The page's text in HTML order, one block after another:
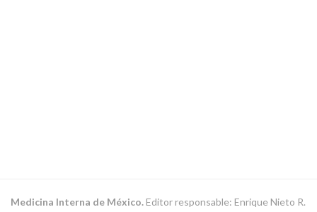
Medicina Interna de México.Editor responsable: Enrique Nieto R.